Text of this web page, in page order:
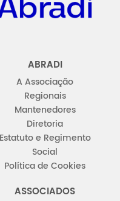
ABRADI
A Associação
Regionais
Mantenedores
Diretoria
Estatuto e Regimento
Social
Política de Cookies
ASSOCIADOS